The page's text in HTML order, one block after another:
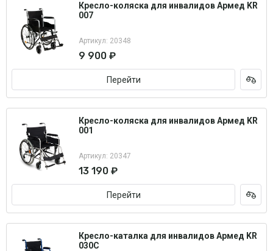
Кресло-коляска для инвалидов Армед KR
007
Артикул: 20348
9 900 ₽
Перейти
Кресло-коляска для инвалидов Армед KR
001
Артикул: 20347
13 190 ₽
Перейти
Кресло-каталка для инвалидов Армед KR
030C